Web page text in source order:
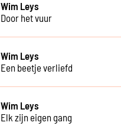
Wim Leys
Door het vuur
Wim Leys
Een beetje verliefd
Wim Leys
Elk zijn eigen gang